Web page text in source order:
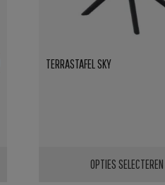
TERRASTAFEL SKY
OPTIES SELECTEREN